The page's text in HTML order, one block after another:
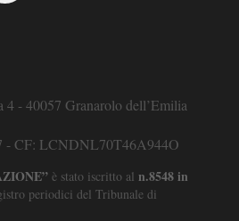
4 - 40057 Granarolo dell’Emilia
- CF: LCNDNL70T46A944O
è stato iscritto al n.8548 in
periodici del Tribunale di